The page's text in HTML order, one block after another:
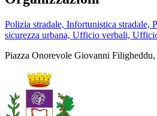
Polizia stradale, Infortunistica stradale,
sicurezza urbana, Ufficio verbali,
Piazza Onorevole Giovanni Filigheddu,